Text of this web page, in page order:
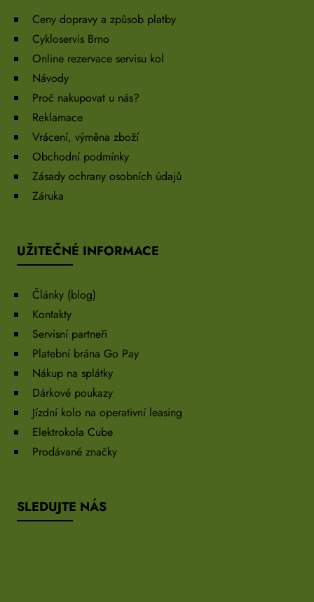
Ceny dopravy a způsob platby
Cykloservis Brno
Online rezervace servisu kol
Návody
Proč nakupovat u nás?
Reklamace
Vrácení, výměna zboží
Obchodní podmínky
Zásady ochrany osobních údajů
Záruka
UŽITEČNÉ INFORMACE
Články (blog)
Kontakty
Servisní partneři
Platební brána Go Pay
Nákup na splátky
Dárkové poukazy
Jízdní kolo na operativní leasing
Elektrokola Cube
Prodávané značky
SLEDUJTE NÁS